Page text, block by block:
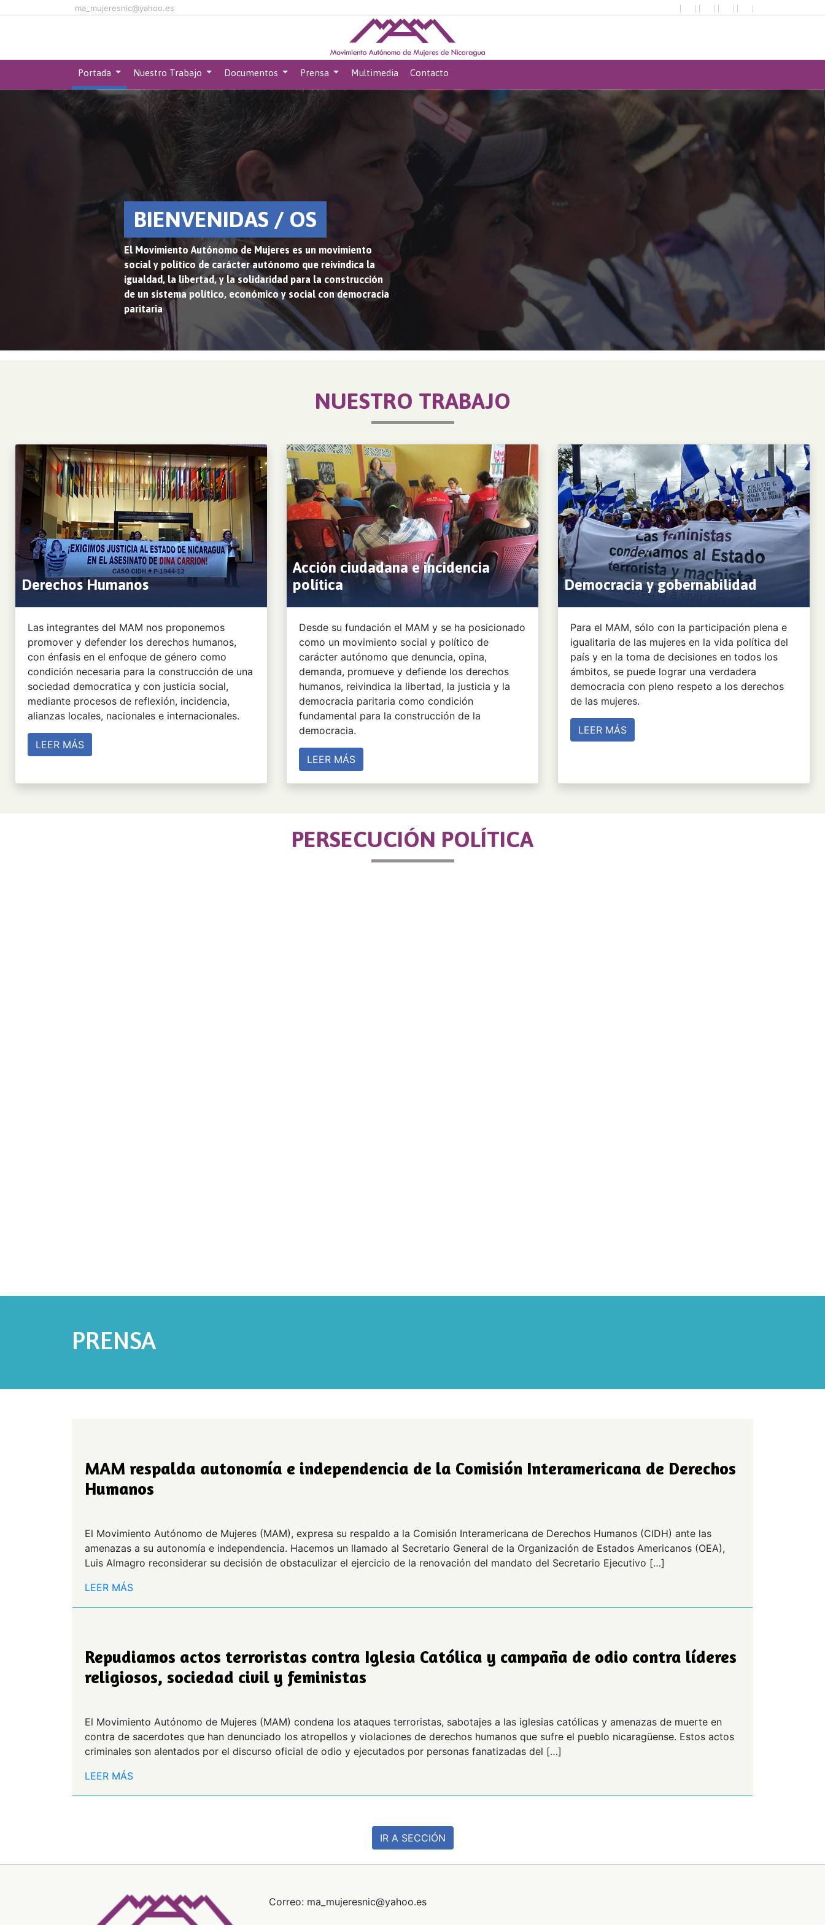
Skip to main contentma_mujeresnic@yahoo.es
Portada Nuestro Trabajo Documentos Prensa Multimedia Contacto
BIENVENIDAS / OS
El Movimiento Autónomo de Mujeres es un movimiento
social y político de carácter autónomo que reivindica la
igualdad, la libertad, y la solidaridad para la construcción
de un sistema político, económico y social con democracia
paritaria
NUESTRO TRABAJO
Derechos Humanos
Las integrantes del MAM nos proponemos
promover y defender los derechos humanos,
con énfasis en el enfoque de género como
condición necesaria para la construcción de una
sociedad democratica y con justicia social,
mediante procesos de reflexión, incidencia,
alianzas locales, nacionales e internacionales.
LEER MÁS
Acción ciudadana e incidencia
política
Desde su fundación el MAM y se ha posicionado
como un movimiento social y político de
carácter autónomo que denuncia, opina,
demanda, promueve y defiende los derechos
humanos, reivindica la libertad, la justicia y la
democracia paritaria como condición
fundamental para la construcción de la
democracia.
LEER MÁS
Democracia y gobernabilidad
Para el MAM, sólo con la participación plena e
igualitaria de las mujeres en la vida política del
país y en la toma de decisiones en todos los
ámbitos, se puede lograr una verdadera
democracia con pleno respeto a los derechos
de las mujeres.
LEER MÁS
PERSECUCIÓN POLÍTICA
PRENSA
MAM respalda autonomía e independencia de la Comisión Interamericana de Derechos
Humanos
El Movimiento Autónomo de Mujeres (MAM), expresa su respaldo a la Comisión Interamericana de Derechos Humanos (CIDH) ante las
amenazas a su autonomía e independencia. Hacemos un llamado al Secretario General de la Organización de Estados Americanos (OEA),
Luis Almagro reconsiderar su decisión de obstaculizar el ejercicio de la renovación del mandato del Secretario Ejecutivo […]
LEER MÁS
Repudiamos actos terroristas contra Iglesia Católica y campaña de odio contra líderes
religiosos, sociedad civil y feministas
El Movimiento Autónomo de Mujeres (MAM) condena los ataques terroristas, sabotajes a las iglesias católicas y amenazas de muerte en
contra de sacerdotes que han denunciado los atropellos y violaciones de derechos humanos que sufre el pueblo nicaragüense. Estos actos
criminales son alentados por el discurso oficial de odio y ejecutados por personas fanatizadas del […]
LEER MÁS
IR A SECCIÓN
Correo: ma_mujeresnic@yahoo.es